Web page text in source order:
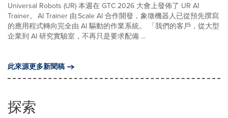
Universal Robots (UR) 本週在 GTC 2026 大會上發佈了 UR AI
Trainer。 AI Trainer 由 Scale AI 合作開發，象徵機器人已從預先撰寫
的應用程式轉向完全由 AI 驅動的作業系統。 「我們的客戶，從大型
企業到 AI 研究實驗室，不再只是要求配備 ...
此來源更多新聞稿
探索